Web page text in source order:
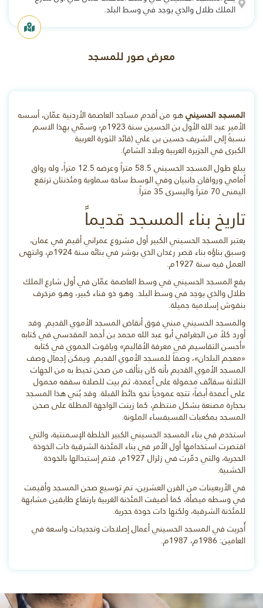
الملك طلال والذي يوجد في وسط البلد.
معرض صور للمسجد
المسجد الحسينيهو من أقدم مساجد العاصمة الأردنية عمّان، أسسه
الأمير عبد الله الأول بن الحسين سنة 1923م؛ وسمّي بهذا الاسم
نسبةً إلى الشريف حسين بن علي (قائد الثورة العربية
الكبرى في الجزيرة العربية وبلاد الشام).
يبلغ طول المسجد الحسيني 58.5 متراً وعرضه 12.5 متراً، وله رواق
أمامي ورواقان جانبيان وفي الوسط ساحة سماوية ومئذنتان ترتفع
اليمنى 70 متراً واليسرى 35 متراً.
تاريخ بناء المسجد قديماً
يعتبر المسجد الحسيني الكبير أول مشروع عمراني أقيم في عمان،
وسبق بناؤه بناء قصر رغدان الذي بوشر في بنائه سنة 1924م، وانتهى
العمل فيه سنة 1927م.
يقع المسجد الحسيني في وسط العاصمة عمّان في أول شارع الملك
طلال والذي يوجد في وسط البلد. وهو ذو فناء كبير، وهو مزخرف
بنقوش إسلامية جميلة.
والمسجد الحسيني مبني فوق أنقاض المسجد الأموي القديم. وقد
أورد كلاً من الجغرافي أبو عبد الله محمد بن أحمد المقدسي في كتابه
«أحسن التقاسيم في معرفة الأقاليم» وياقوت الحموي في كتابه
«معجم البلدان»، وصفاً للمسجد الأموي القديم. ويمكن إجمال وصف
المسجد الأموي القديم بأنه كان يتألف من صحن تحيط به من الجهات
الثلاثة سقائف محمولة على أعمدة، ثم بيت للصلاة سقفه محمول
على أعمدة أيضاً؛ تتجه عمودياً نحو حائط القبلة. وقد بُني هذا المسجد
بحجارة مصنعة بشكل منتظم، كما زينت الواجهة المطلة على صحن
المسجد بمكعبات الفسيفساء الملونة.
استخدم في بناء المسجد الحسيني الكبير الخلطة الإسمنتية، والتي
اقتصرت استخدامها أول الأمر في بناء المئذنة الشرقية ذات الخوذة
الحجرية، والتي دمّرت في زلزال 1927م، فتم إستبدالها بالخوذة
الخشبية.
في الأربعينات من القرن العشرين، تم توسيع صحن المسجد وأقيمت
في وسطه ميضأة، كما أضيفت المئذنة الغربية بارتفاع طابقين مشابهة
للمئذنة الشرقية، ولكنها ذات خوذة حجرية.
أُجريت في المسجد الحسيني أعمال إصلاحات وتجديدات واسعة في
العامين: 1986م، 1987م.